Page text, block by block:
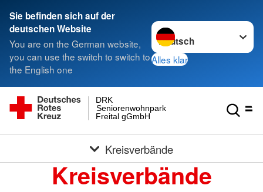
Sie befinden sich auf der
deutschen Website
You are on the German website,
you can use the switch to switch to
the English one
Sprache wechseln zu
Alles klar
Freital gGmbH
Seniorenwohnpark
DRK
Kreisverbände
Kreisverbände